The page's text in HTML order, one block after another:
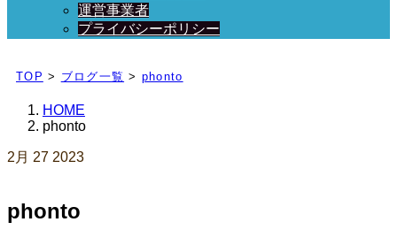
運営事業者
プライバシーポリシー
日々、ブログを更新中！
TOP > ブログ一覧 > phonto
HOME
phonto
2月 27 2023
phonto